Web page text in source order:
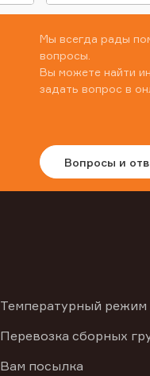
Мы всегда рады
вопросы.
Вы можете найти
задать вопрос в
Вопросы и
Температурный режим
Перевозка сборных
Вам посылка